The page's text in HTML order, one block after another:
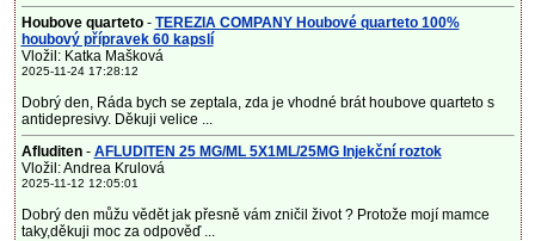
Houbove quarteto- TEREZIA COMPANY Houbové quarteto 100%
houbový přípravek 60 kapslí
Vložil: Katka Mašková
2025-11-24 17:28:12
Dobrý den, Ráda bych se zeptala, zda je vhodné brát houbove quarteto s
antidepresivy. Děkuji velice ...
Afluditen- AFLUDITEN 25 MG/ML 5X1ML/25MG Injekční roztok
Vložil: Andrea Krulová
2025-11-12 12:05:01
Dobrý den můžu vědět jak přesně vám zničil život ? Protože mojí mamce
taky,děkuji moc za odpověď ...